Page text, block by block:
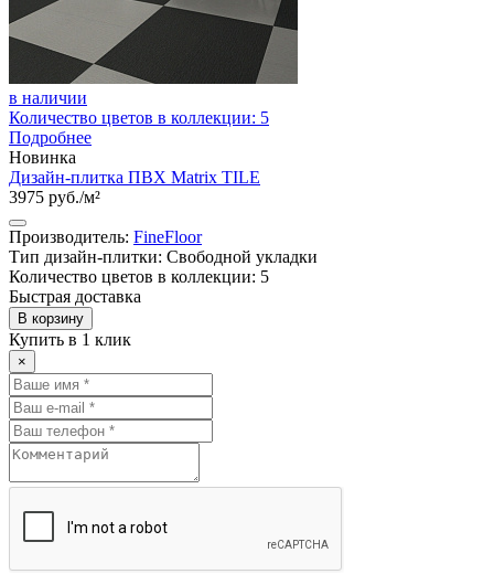
в наличии
Количество цветов в коллекции: 5
Подробнее
Новинка
Дизайн-плитка ПВХ Matrix TILE
3975 руб./м²
Производитель: FineFloor
Тип дизайн-плитки: Свободной укладки
Количество цветов в коллекции: 5
Быстрая доставка
В корзину
Купить в 1 клик
×